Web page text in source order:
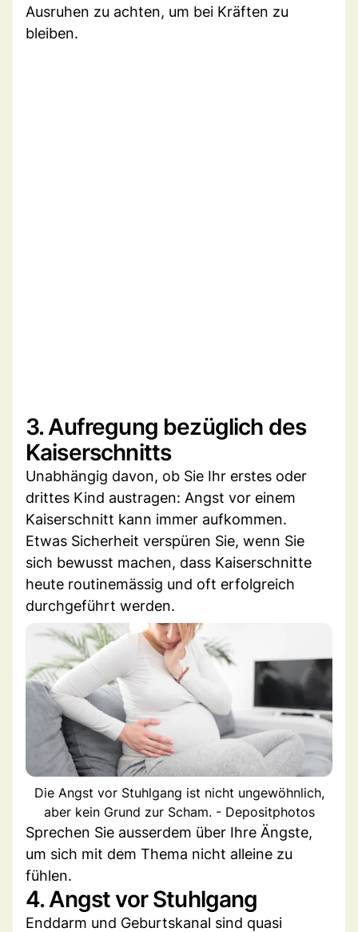
Ausruhen zu achten, um bei Kräften zu
bleiben.
3. Aufregung bezüglich des
Kaiserschnitts
Unabhängig davon, ob Sie Ihr erstes oder
drittes Kind austragen: Angst vor einem
Kaiserschnitt kann immer aufkommen.
Etwas Sicherheit verspüren Sie, wenn Sie
sich bewusst machen, dass Kaiserschnitte
heute routinemässig und oft erfolgreich
durchgeführt werden.
Die Angst vor Stuhlgang ist nicht ungewöhnlich,
aber kein Grund zur Scham. - Depositphotos
Sprechen Sie ausserdem über Ihre Ängste,
um sich mit dem Thema nicht alleine zu
fühlen.
4. Angst vor Stuhlgang
Enddarm und Geburtskanal sind quasi